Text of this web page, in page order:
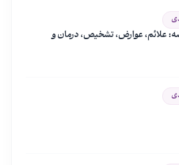
علائم، عوارض، تشخیص، درمان و